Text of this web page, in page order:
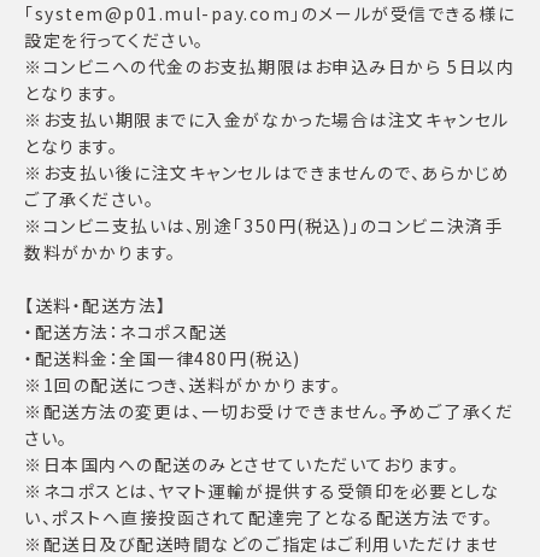
「system@p01.mul-pay.com」のメールが受信できる様に
設定を行ってください。
※コンビニへの代金のお支払期限はお申込み日から 5日以内
となります。
※お支払い期限までに入金がなかった場合は注文キャンセル
となります。
※お支払い後に注文キャンセルはできませんので、あらかじめ
ご了承ください。
※コンビニ支払いは、別途「350円(税込)」のコンビニ決済手
数料がかかります。
【送料・配送方法】
・配送方法：ネコポス配送
・配送料金：全国一律480円(税込)
※1回の配送につき、送料がかかります。
※配送方法の変更は、一切お受けできません。予めご了承くだ
さい。
※日本国内への配送のみとさせていただいております。
※ネコポスとは、ヤマト運輸が提供する受領印を必要としな
い、ポストへ直接投函されて配達完了となる配送方法です。
※配送日及び配送時間などのご指定はご利用いただけませ